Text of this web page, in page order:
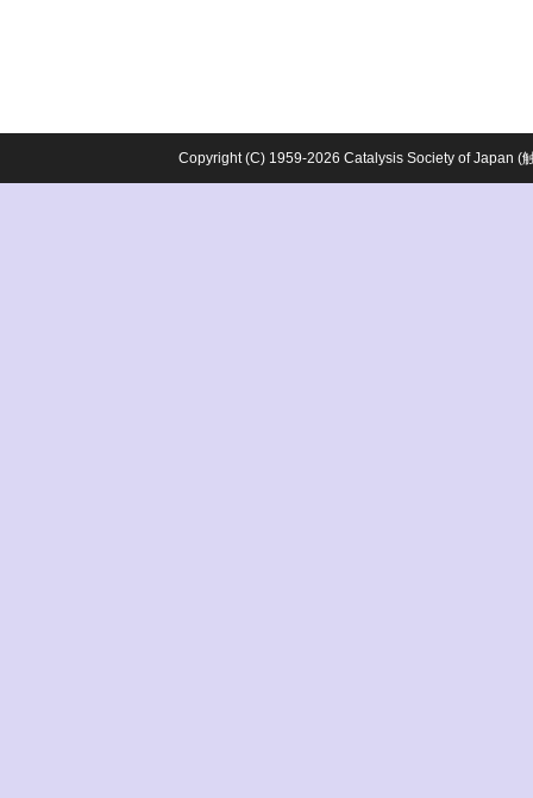
Copyright (C) 1959-2026 Catalysis Society of Japan (